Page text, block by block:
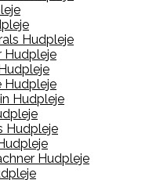
Hudpleje
Hudpleje
Hudpleje
Hudpleje
Hudpleje
Hudpleje